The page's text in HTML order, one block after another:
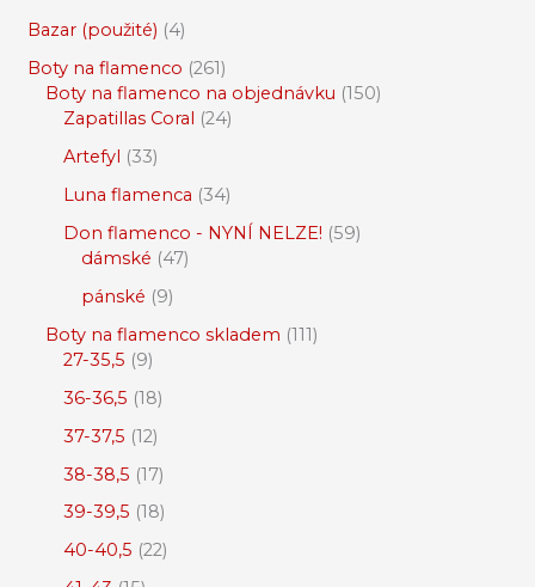
Bazar (použité) 4
Boty na flamenco 261
Boty na flamenco na objednávku 150
Zapatillas Coral 24
Artefyl 33
Luna flamenca 34
Don flamenco - NYNÍ NELZE! 59
dámské 47
pánské 9
Boty na flamenco skladem 111
27-35,5 9
36-36,5 18
37-37,5 12
38-38,5 17
39-39,5 18
40-40,5 22